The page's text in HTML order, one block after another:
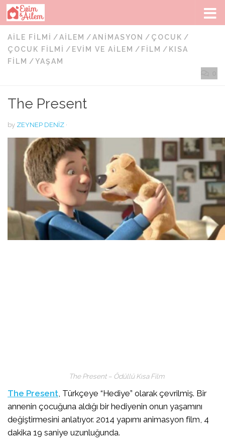
Skip to content
AILE FILMI /AILEM /ANIMASYON / ÇOCUK /
ÇOCUK FILMI / EVIM VE AILEM / FILM / KISA
FILM /YAŞAM
The Present
by ZEYNEP DENIZ ·
The Present – Ödüllü Kısa Film
The Present, Türkçeye “Hediye” olarak çevrilmiş. Bir
annenin çocuğuna aldığı bir hediyenin onun yaşamını
değiştirmesini anlatıyor. 2014 yapımı animasyon film, 4
dakika 19 saniye uzunluğunda.